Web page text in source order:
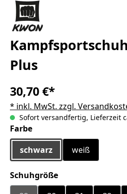
Plus
30,70 €*
* inkl. MwSt. zzgl.
Sofort versandfertig, Lieferzeit
Farbeauswählen
schwarz
weiß
Schuhgrößeauswählen